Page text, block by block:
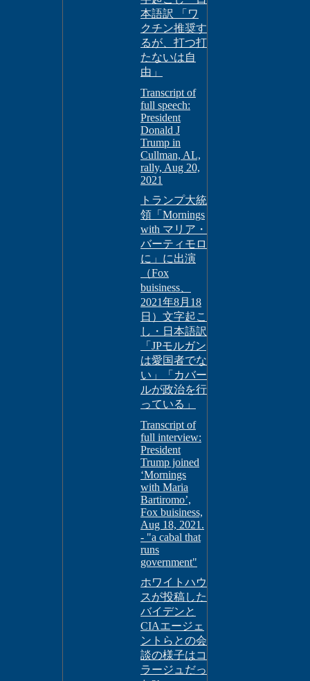
本語訳 「ワ
クチン推奨す
るが、打つ打
たないは自
由」
Transcript of
full speech:
President
Donald J
Trump in
Cullman, AL,
rally, Aug 20,
2021
トランプ大統
領「Mornings
with マリア・
バーティモロ
に」に出演
（Fox
buisiness、
2021年8月18
日）文字起こ
し・日本語訳
「JPモルガン
は愛国者でな
い」「カバー
ルが政治を行
っている」
Transcript of
full interview:
President
Trump joined
‘Mornings
with Maria
Bartiromo’,
Fox buisiness,
Aug 18, 2021.
- "a cabal that
runs
government"
ホワイトハウ
スが投稿した
バイデンと
CIAエージェ
ントらとの会
談の様子はコ
ラージュだっ